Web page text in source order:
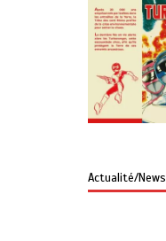
Actualité/News